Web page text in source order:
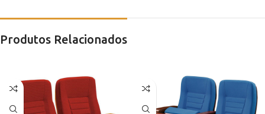
Produtos Relacionados